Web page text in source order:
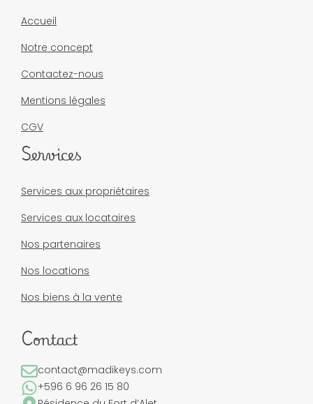
Accueil
Notre concept
Contactez-nous
Mentions légales
CGV
Services
Services aux propriétaires
Services aux locataires
Nos partenaires
Nos locations
Nos biens à la vente
Contact
contact@madikeys.com
+596 6 96 26 15 80